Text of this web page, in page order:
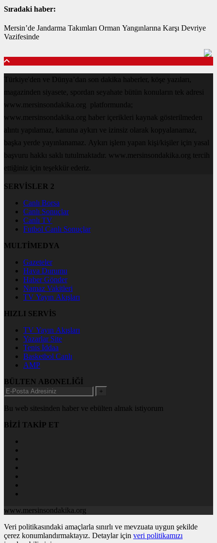
Sıradaki haber:
Mersin’de Jandarma Takımları Orman Yangınlarına Karşı Devriye
Vazifesinde
Türkiye'den ve Dünya’dan son dakika haberler, köşe yazıları,
magazinden siyasete, spordan seyahate bütün konuların tek adresi
www.mersinsondakika.org platformunda;
www.mersinsondakika.org haber içerikleri kaynak gösterilmeden
alıntı yapılamaz, kanuna aykırı ve izinsiz olarak kopyalanamaz,
başka yerde yayınlanamaz. Aykırı işlem yapan kişi/kişiler için yasal
başvuru hakkı saklı tutulmaktadır. www.mersinsondakika.org tercih
ettiğiniz için teşekkür ederiz.
SERVİSLER 2
Canlı Borsa
Canlı Sonuçlar
Canlı TV
Futbol Canlı Sonuçlar
MULTİMEDYA
Gazeteler
Hava Durumu
Haber Gönder
Namaz Vakitleri
TV Yayın Akışları
HIZLI SERVİS
TV Yayın Akışları
Yazarlar Site
Tenis İddaa
Basketbol Canlı
AMP
BÜLTEN ABONELİĞİ
+
Bu web sitesinden haber ve ebülten almak istiyorum
BİZİ TAKİP ET
www.mersinsondakika.org
Veri politikasındaki amaçlarla sınırlı ve mevzuata uygun şekilde
çerez konumlandırmaktayız. Detaylar için veri politikamızı